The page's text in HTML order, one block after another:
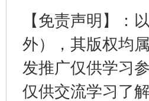
【免责声明】：
外），其版权均
发推广仅供学习
仅供交流学习了